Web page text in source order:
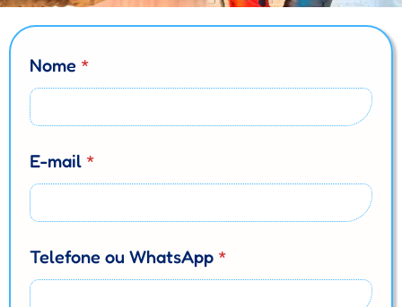
Nome *
E-mail *
e
m
a
Telefone ou WhatsApp *